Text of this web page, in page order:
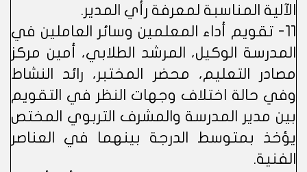
الآلية المناسبة لمعرفة رأي المدير.
11- تقويم أداء المعلمين وسائر العاملين في
المدرسة الوكيل، المرشد الطلابي، أمين مركز
مصادر التعليم، محضر المختبر، رائد النشاط
وفي حالة اختلاف وجهات النظر في التقويم
بين مدير المدرسة والمشرف التربوي المختص
يؤخذ بمتوسط الدرجة بينهما في العناصر
الفنية.